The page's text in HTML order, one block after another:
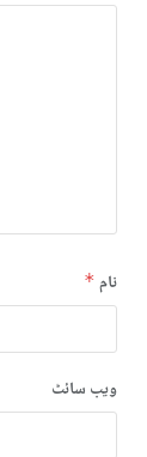
نام *
ویب‌ سائٹ